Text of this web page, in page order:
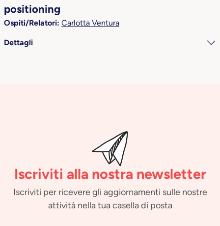
positioning
Ospiti/Relatori: Carlotta Ventura
Dettagli
Iscriviti alla nostra newsletter
Iscriviti per ricevere gli aggiornamenti sulle nostre
attività nella tua casella di posta